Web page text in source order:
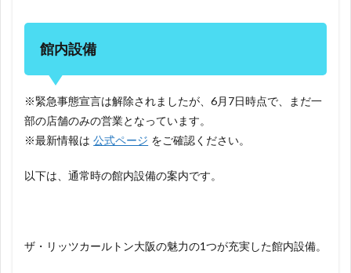
館内設備
※緊急事態宣言は解除されましたが、6月7日時点で、まだ一
部の店舗のみの営業となっています。
※最新情報は 公式ページ をご確認ください。
以下は、通常時の館内設備の案内です。
ザ・リッツカールトン大阪の魅力の1つが充実した館内設備。